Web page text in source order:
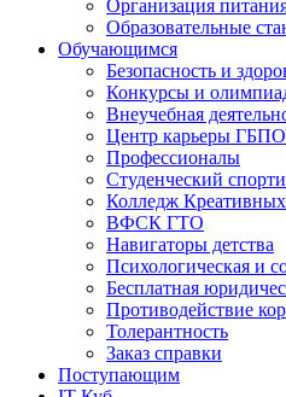
Организация
Образовательные
Обучающимся
Безопасность и
Конкурсы и
Внеучебная
Центр карьеры
Профессионалы
Студенческий
Колледж
ВФСК ГТО
Навигаторы детства
Психологическая и
Бесплатная
Противодействие
Толерантность
Заказ справки
Поступающим